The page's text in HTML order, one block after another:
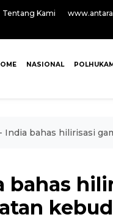
Tentang Kami
NASIONAL
India bahas hilirisasi
bahas